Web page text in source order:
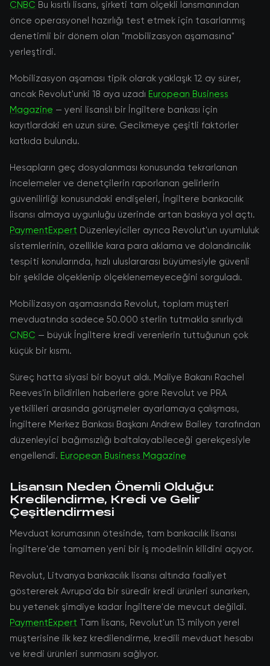
CNBC Bu kısıtlı lisans, şirketi tam ölçekli lansmanından
önce operasyonel hazırlığı test etmek için tasarlanmış
denetimli bir dönem olan "mobilizasyon aşamasına"
yerleştirdi.
Mobilizasyon aşaması tipik olarak yaklaşık 12 ay sürer,
ancak Revolut'unki 18 aya uzadı European Business
Magazine — yeni lisanslı bir İngiltere bankası için
kayıtlardaki en uzun süre. Gecikmeye çeşitli faktörler
katkıda bulundu.
Hesapların geç dosyalanması konusunda tekrarlanan
incelemeler ve denetçilerin raporlanan gelirlerin
güvenilirliği konusundaki endişeleri, İngiltere bankacılık
lisansı almaya uygunluğu üzerinde artan baskıya yol açtı.
PaymentExpert Düzenleyiciler ayrıca Revolut'un uyumluluk
sistemlerinin, özellikle kara para aklama ve dolandırıcılık
tespiti konularında, hızlı uluslararası büyümesiyle güvenli
bir şekilde ölçeklenip ölçeklenemeyeceğini sorguladı.
Mobilizasyon aşamasında Revolut, toplam müşteri
mevduatında sadece 50.000 sterlin tutmakla sınırlıydı
CNBC — büyük İngiltere kredi verenlerin tuttuğunun çok
küçük bir kısmı.
Süreç hatta siyasi bir boyut aldı. Maliye Bakanı Rachel
Reeves'in bildirilen haberlere göre Revolut ve PRA
yetkilileri arasında görüşmeler ayarlamaya çalışması,
İngiltere Merkez Bankası Başkanı Andrew Bailey tarafından
düzenleyici bağımsızlığı baltalayabileceği gerekçesiyle
engellendi. European Business Magazine
Lisansın Neden Önemli Olduğu:
Kredilendirme, Kredi ve Gelir
Çeşitlendirmesi
Mevduat korumasının ötesinde, tam bankacılık lisansı
İngiltere'de tamamen yeni bir iş modelinin kilidini açıyor.
Revolut, Litvanya bankacılık lisansı altında faaliyet
göstererek Avrupa'da bir süredir kredi ürünleri sunarken,
bu yetenek şimdiye kadar İngiltere'de mevcut değildi.
PaymentExpert Tam lisans, Revolut'un 13 milyon yerel
müşterisine ilk kez kredilendirme, kredili mevduat hesabı
ve kredi ürünleri sunmasını sağlıyor.